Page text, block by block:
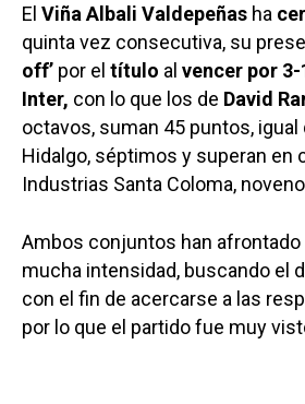
El Viña Albali Valdepeñas ha
quinta vez consecutiva, su
off’ por el título al vencer por
Inter, con lo que los de David
octavos, suman 45 puntos, igual
Hidalgo, séptimos y superan en
Industrias Santa Coloma,
Ambos conjuntos han
mucha intensidad, buscando el
con el fin de acercarse a las
por lo que el partido fue muy